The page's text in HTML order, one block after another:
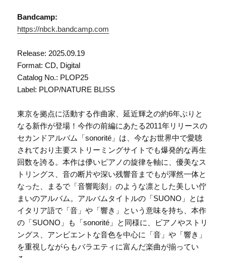
Bandcamp:
https://nbck.bandcamp.com
Release: 2025.09.19
Format: CD, Digital
Catalog No.: PLOP25
Label: PLOP/NATURE BLISS
東京を拠点に活動する作曲家、延近輝之の約6年ぶりと
なる新作が登場！今作の前編にあたる2011年リリースの
セカンドアルバム「sonorité」は、今なお世界中で愛聴
されており主要ストリーミングサイトでも爆発的な再生
回数を誇る。本作は儚いピアノの旋律を軸に、優美なス
トリングス、音の断片や深い残響音までもが渾然一体と
なった、まるで「音響彫刻」のような凛とした美しい佇
まいのアルバム。アルバムタイトルの「SUONO」とは
イタリア語で「音」や「響き」という意味を持ち、本作
の「SUONO」も「sonorité」と同様に、ピアノやストリ
ングス、アンビエントな音色を中心に「音」や「響き」
を重視しながらもバラエティに富んだ楽曲が揃ってい